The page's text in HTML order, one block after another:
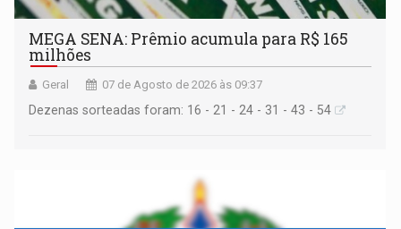
MEGA SENA: Prêmio acumula para R$ 165
milhões
Geral 07 de Agosto de 2026 às 09:37
Dezenas sorteadas foram: 16 - 21 - 24 - 31 - 43 - 54